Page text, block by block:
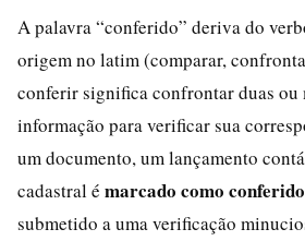
A palavra “conferido” deriva do
origem no latim (comparar,
conferir significa confrontar duas ou
informação para verificar sua
um documento, um lançamento
cadastral é marcado como conferido
submetido a uma verificação